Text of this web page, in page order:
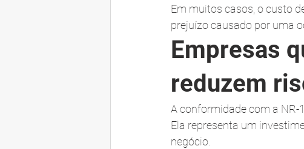
Em muitos casos, o custo
prejuízo causado por uma
Empresas
reduzem
A conformidade com a NR-
Ela representa um
negócio.